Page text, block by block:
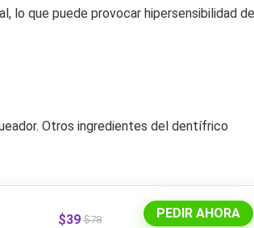
lo que puede provocar hipersensibilidad de
Otros ingredientes del dentífrico
$39 $78 PEDIR AHORA